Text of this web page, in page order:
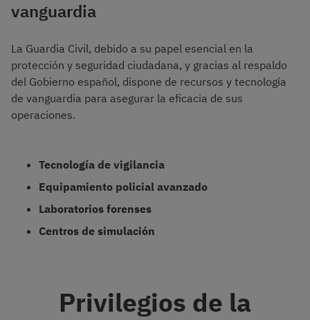
vanguardia
La Guardia Civil, debido a su papel esencial en la
protección y seguridad ciudadana, y gracias al respaldo
del Gobierno español, dispone de recursos y tecnología
de vanguardia para asegurar la eficacia de sus
operaciones.
Tecnología de vigilancia
Equipamiento policial avanzado
Laboratorios forenses
Centros de simulación
Privilegios de la